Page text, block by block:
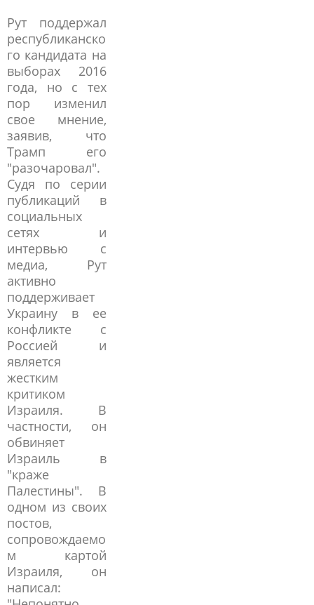
Рут поддержал
республиканско
го кандидата на
выборах 2016
года, но с тех
пор изменил
свое мнение,
заявив, что
Трамп его
"разочаровал".
Судя по серии
публикаций в
социальных
сетях и
интервью с
медиа, Рут
активно
поддерживает
Украину в ее
конфликте с
Россией и
является
жестким
критиком
Израиля. В
частности, он
обвиняет
Израиль в
"краже
Палестины". В
одном из своих
постов,
сопровождаемо
м картой
Израиля, он
написал: